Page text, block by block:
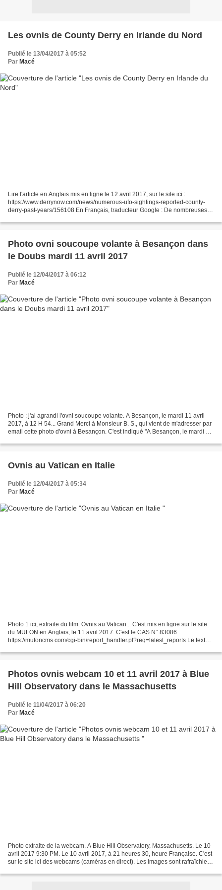
Les ovnis de County Derry en Irlande du Nord
Publié le 13/04/2017 à 05:52
Par Macé
Lire l'article en Anglais mis en ligne le 12 avril 2017, sur le site ici :
https://www.derrynow.com/news/numerous-ufo-sightings-reported-county-
derry-past-years/156108 En Français, traducteur Google : De nombreuses
Photo ovni soucoupe volante à Besançon dans
le Doubs mardi 11 avril 2017
Publié le 12/04/2017 à 06:12
Par Macé
Photo : j'ai agrandi l'ovni soucoupe volante. A Besançon, le mardi 11 avril
2017, à 12 H 54... Grand Merci à Monsieur B. S., qui vient de m'adresser par
email cette photo d'ovni à Besançon. C'est indiqué "A Besançon, le mardi 11
Ovnis au Vatican en Italie
Publié le 12/04/2017 à 05:34
Par Macé
Photo 1 ici, extraite du film. Ovnis au Vatican... C'est mis en ligne sur le site
du MUFON en Anglais, le 11 avril 2017. C'est le CAS N° 83086 :
https://mufoncms.com/cgi-bin/report_handler.pl?req=latest_reports Le texte
Photos ovnis webcam 10 et 11 avril 2017 à Blue
Hill Observatory dans le Massachusetts
Publié le 11/04/2017 à 06:20
Par Macé
Photo extraite de la webcam. A Blue Hill Observatory, Massachusetts. Le 10
avril 2017 9:30 PM. Le 10 avril 2017, à 21 heures 30, heure Française. C'est
sur le site ici des webcams (caméras en direct). Les images sont rafraîchies